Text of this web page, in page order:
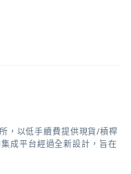
，以低手續費提供現貨/槓桿
成平台經過全新設計，旨在